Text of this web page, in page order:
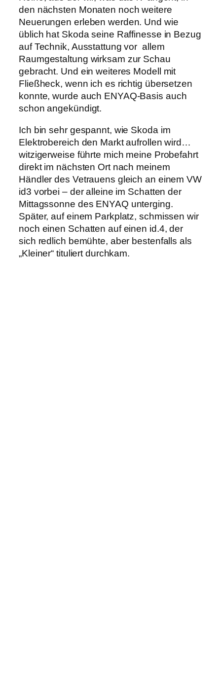
den nächsten Monaten noch weitere
Neuerungen erleben werden. Und wie
üblich hat Skoda seine Raffinesse in Bezug
auf Technik, Ausstattung vor allem
Raumgestaltung wirksam zur Schau
gebracht. Und ein weiteres Modell mit
Fließheck, wenn ich es richtig übersetzen
konnte, wurde auch ENYAQ-Basis auch
schon angekündigt.
Ich bin sehr gespannt, wie Skoda im
Elektrobereich den Markt aufrollen wird…
witzigerweise führte mich meine Probefahrt
direkt im nächsten Ort nach meinem
Händler des Vetrauens gleich an einem VW
id3 vorbei – der alleine im Schatten der
Mittagssonne des ENYAQ unterging.
Später, auf einem Parkplatz, schmissen wir
noch einen Schatten auf einen id.4, der
sich redlich bemühte, aber bestenfalls als
„Kleiner“ tituliert durchkam.